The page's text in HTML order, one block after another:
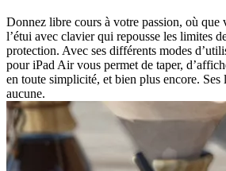
Donnez libre cours à votre passion, où que
l’étui avec clavier qui repousse les limites
protection. Avec ses différents modes
pour iPad Air vous permet de taper,
en toute simplicité, et bien plus encore. Ses
aucune.